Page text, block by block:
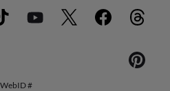
WebID #